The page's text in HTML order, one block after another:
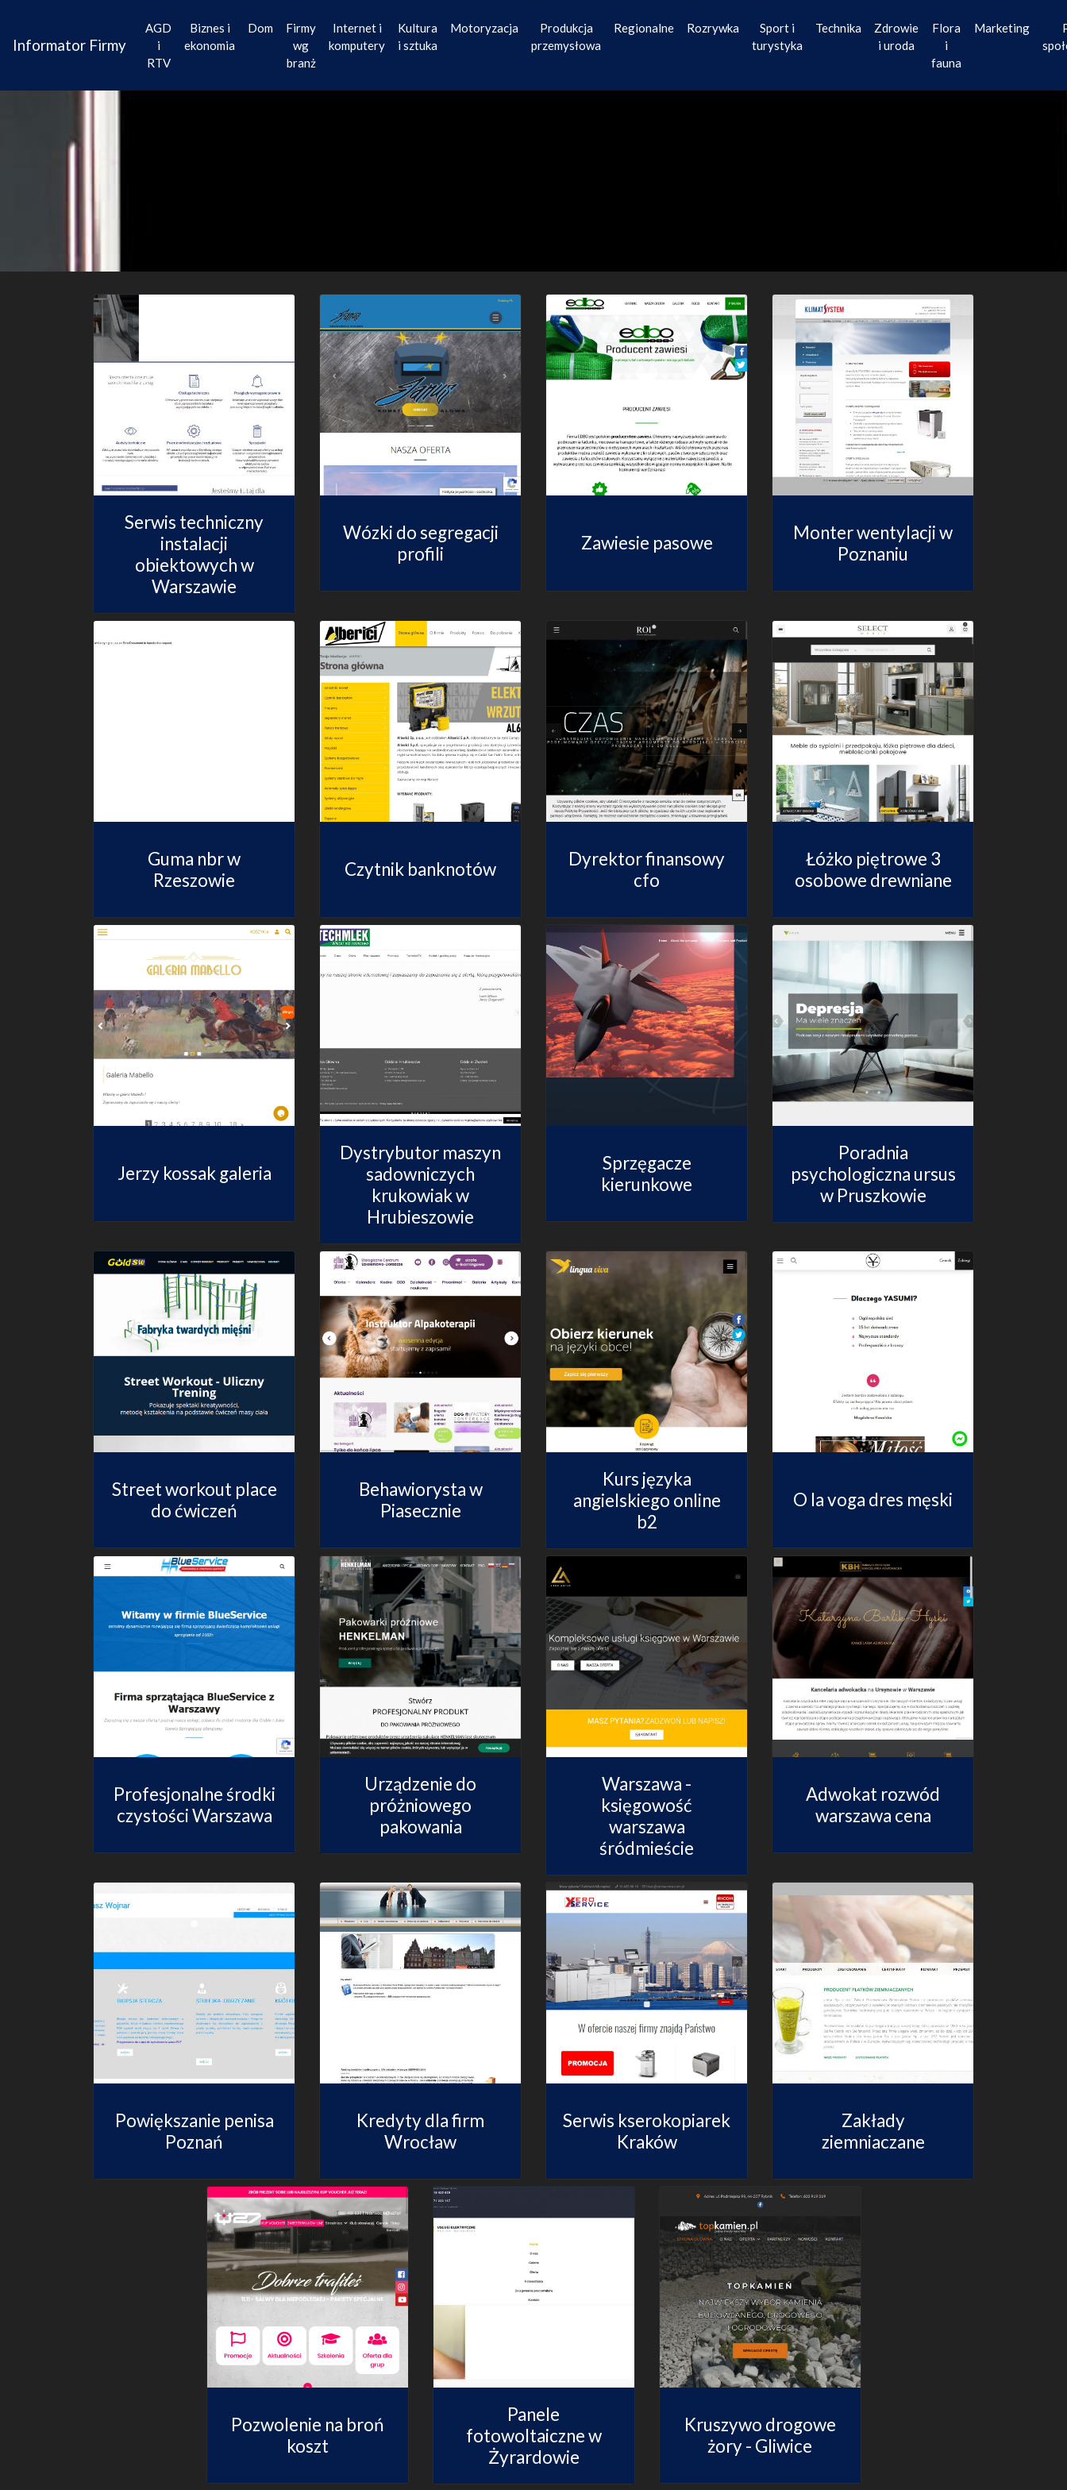
Informator Firmy
AGD
i
RTV
Biznes i
ekonomia
Dom
Firmy
wg
branż
Internet i
komputery
Kultura
i sztuka
Motoryzacja
Produkcja
przemysłowa
Regionalne Rozrywka
Sport i
turystyka
Technika
Zdrowie
i uroda
Flora
i
fauna
Marketing
Serwis techniczny
instalacji
obiektowych w
Warszawie
Wózki do segregacji
profili
Zawiesie pasowe
Monter wentylacji w
Poznaniu
Guma nbr w
Rzeszowie
Czytnik banknotów
Dyrektor finansowy
cfo
Łóżko piętrowe 3
osobowe drewniane
Jerzy kossak galeria
Dystrybutor maszyn
sadowniczych
krukowiak w
Hrubieszowie
Sprzęgacze
kierunkowe
Poradnia
psychologiczna ursus
w Pruszkowie
Street workout place
do ćwiczeń
Behawiorysta w
Piasecznie
Kurs języka
angielskiego online
b2
O la voga dres męski
Profesjonalne środki
czystości Warszawa
Urządzenie do
próżniowego
pakowania
Warszawa -
księgowość
warszawa
śródmieście
Adwokat rozwód
warszawa cena
Powiększanie penisa
Poznań
Kredyty dla firm
Wrocław
Serwis kserokopiarek
Kraków
Zakłady
ziemniaczane
Pozwolenie na broń
koszt
Panele
fotowoltaiczne w
Żyrardowie
Kruszywo drogowe
żory - Gliwice